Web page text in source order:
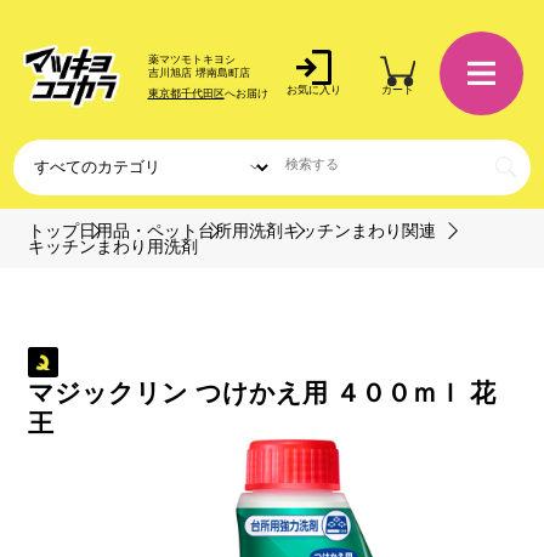
薬マツモトキヨシ
吉川旭店 堺南島町店
東京都千代田区へお届け お気に入り カート
トップ日用品・ペット 台所用洗剤 キッチンまわり関連
キッチンまわり用洗剤
マジックリン つけかえ用 ４００ｍｌ 花
王